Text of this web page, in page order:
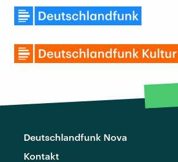
Deutschlandfunk Nova
Kontakt